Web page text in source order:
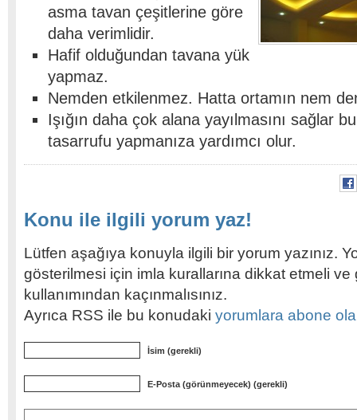
asma tavan çeşitlerine göre
daha verimlidir.
Hafif olduğundan tavana yük
yapmaz.
Nemden etkilenmez. Hatta ortamın nem
Işığın daha çok alana yayılmasını sağlar
tasarrufu yapmanıza yardımcı olur.
Konu ile ilgili yorum yaz!
Lütfen aşağıya konuyla ilgili bir yorum yazınız.
gösterilmesi için imla kurallarına dikkat etmeli
kullanımından kaçınmalısınız.
Ayrıca RSS ile bu konudaki yorumlara abone
İsim (gerekli)
E-Posta (görünmeyecek) (gerekli)